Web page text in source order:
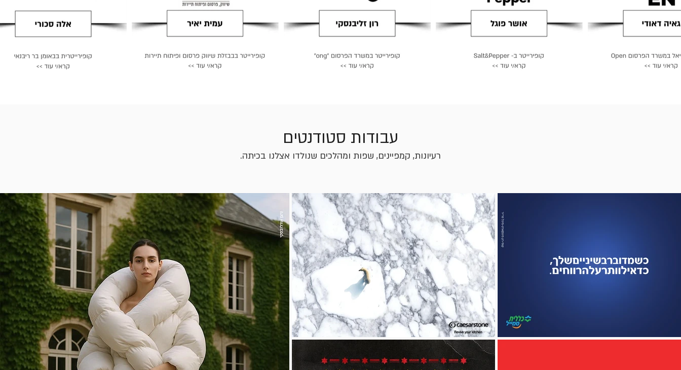
עבודות סטודנטים
רעיונות, קמפיינים, שפות ומהלכים שנולדו אצלנו בכיתה.